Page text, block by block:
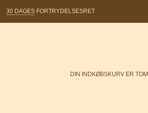
30 DAGESFORTRYDELSESRET
DIN INDKØBSKURV ER TOM